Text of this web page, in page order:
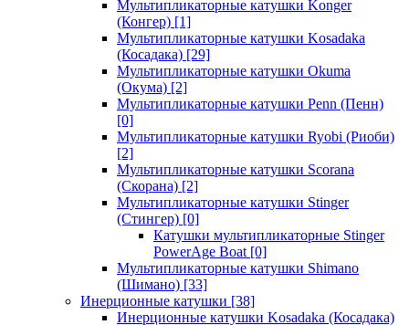
Мультипликаторные катушки Konger
(Конгер) [1]
Мультипликаторные катушки Kosadaka
(Косадака) [29]
Мультипликаторные катушки Okuma
(Окума) [2]
Мультипликаторные катушки Penn (Пенн)
[0]
Мультипликаторные катушки Ryobi (Риоби)
[2]
Мультипликаторные катушки Scorana
(Скорана) [2]
Мультипликаторные катушки Stinger
(Стингер) [0]
Катушки мультипликаторные Stinger
PowerAge Boat [0]
Мультипликаторные катушки Shimano
(Шимано) [33]
Инерционные катушки [38]
Инерционные катушки Kosadaka (Косадака)